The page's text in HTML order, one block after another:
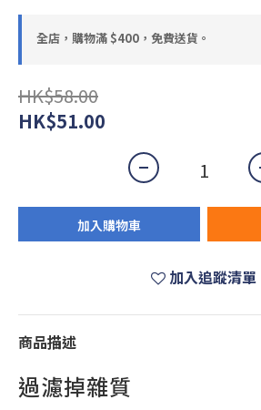
全店，購物滿 $400，免費送貨。
HK$58.00
HK$51.00
加入購物車
加入追蹤清單
商品描述
過濾掉雜質